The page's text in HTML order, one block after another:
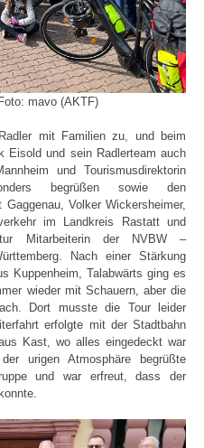
mavo (AKTF)
mit Familien zu, und beim
Eisold und sein Radlerteam auch
und Tourismusdirektorin
begrüßen sowie den
Volker Wickersheimer,
im Landkreis Rastatt und
Mitarbeiterin der NVBW –
Nach einer Stärkung
Kuppenheim, Talabwärts ging es
wieder mit Schauern, aber die
Dort musste die Tour leider
erfolgte mit der Stadtbahn
Kast, wo alles eingedeckt war
urigen Atmosphäre begrüßte
und war erfreut, dass der